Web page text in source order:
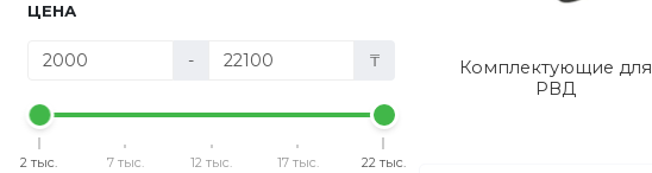
ЦЕНА
- ₸
2 тыс. 7 тыс. 12 тыс. 17 тыс. 22 тыс.
Комплектующие для
РВД